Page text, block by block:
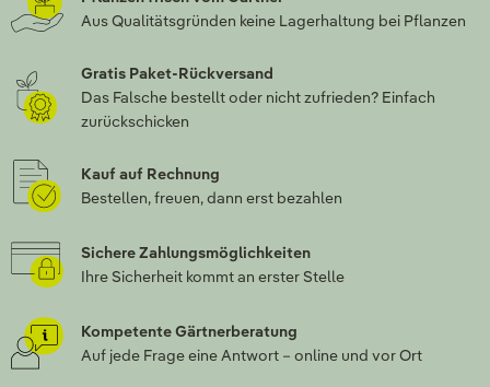
Aus Qualitätsgründen keine Lagerhaltung bei Pflanzen
Gratis Paket-Rückversand
Das Falsche bestellt oder nicht zufrieden? Einfach
zurückschicken
Kauf auf Rechnung
Bestellen, freuen, dann erst bezahlen
Sichere Zahlungsmöglichkeiten
Ihre Sicherheit kommt an erster Stelle
Kompetente Gärtnerberatung
Auf jede Frage eine Antwort – online und vor Ort